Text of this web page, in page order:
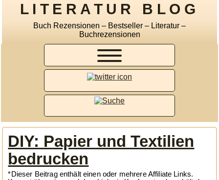
LITERATUR BLOG
Buch Rezensionen – Bestseller – Literatur –
Buchrezensionen
DIY: Papier und Textilien
bedrucken
*Dieser Beitrag enthält einen oder mehrere Affiliate Links.